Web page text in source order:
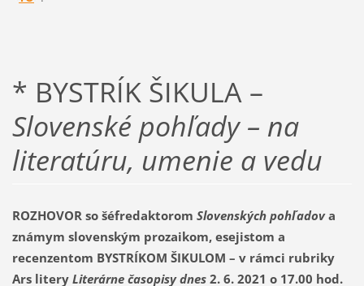
* BYSTRÍK ŠIKULA –
Slovenské pohľady – na
literatúru, umenie a vedu
ROZHOVOR so šéfredaktorom Slovenských pohľadova
známym slovenským prozaikom, esejistom a
recenzentom BYSTRÍKOM ŠIKULOM – v rámci rubriky
Ars litery Literárne časopisy dnes2. 6. 2021 o 17.00 hod.